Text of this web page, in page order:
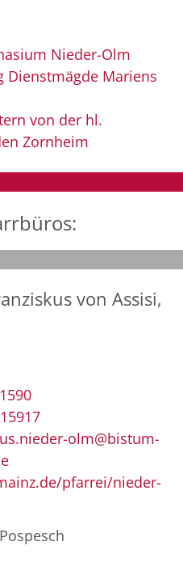
Nieder-Olm
Dienstmägde Mariens
von der hl.
Zornheim
von Assisi,
olm@bistum-
pfarrei/nieder-